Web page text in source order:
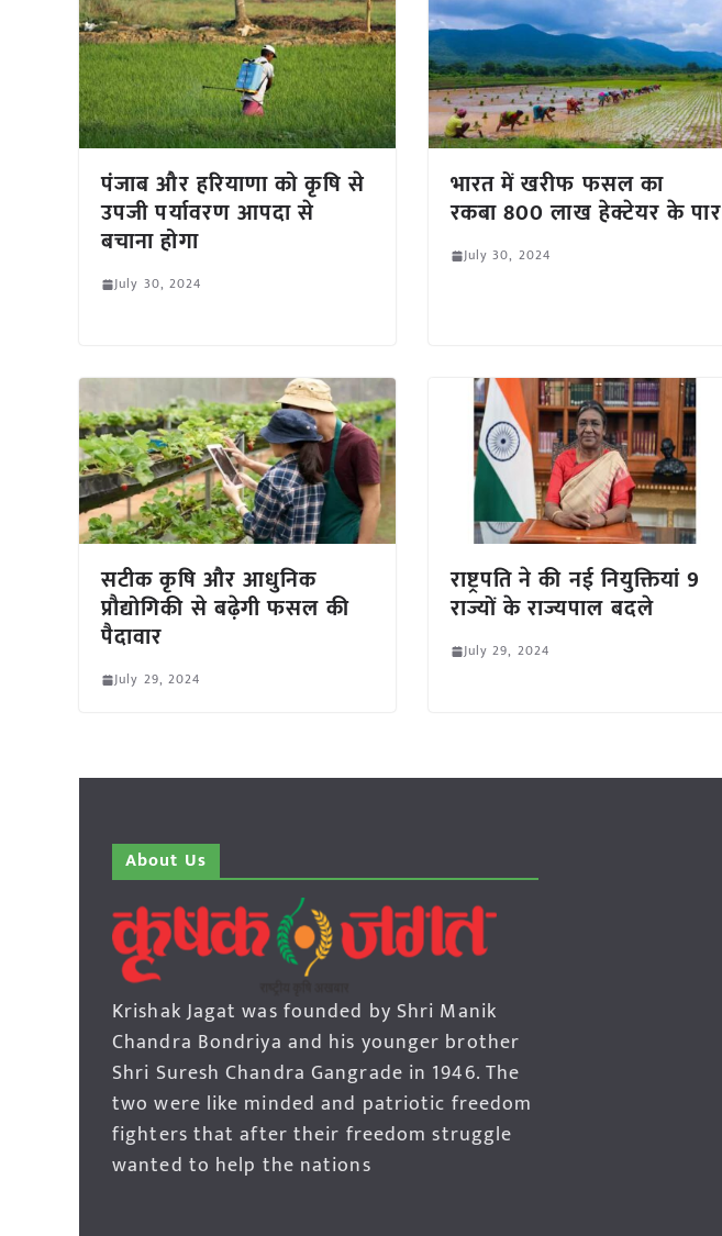
पंजाब और हरियाणा को कृषि से
उपजी पर्यावरण आपदा से
बचाना होगा
July 30, 2024
भारत में खरीफ फसल का
रकबा 800 लाख हेक्टेयर के पार
July 30, 2024
सटीक कृषि और आधुनिक
प्रौद्योगिकी से बढ़ेगी फसल की
पैदावार
July 29, 2024
राष्ट्रपति ने की नई नियुक्तियां 9
राज्यों के राज्यपाल बदले
July 29, 2024
About Us
Krishak Jagat was founded by Shri Manik
Chandra Bondriya and his younger brother
Shri Suresh Chandra Gangrade in 1946. The
two were like minded and patriotic freedom
fighters that after their freedom struggle
wanted to help the nations